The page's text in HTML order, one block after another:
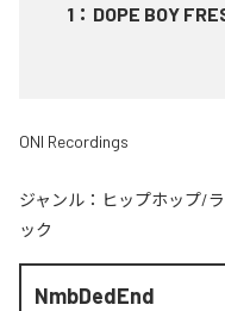
1 ： DOPE BOY
ONI Recordings
ジャンル： ヒップホップ/
ック
NmbDedEnd